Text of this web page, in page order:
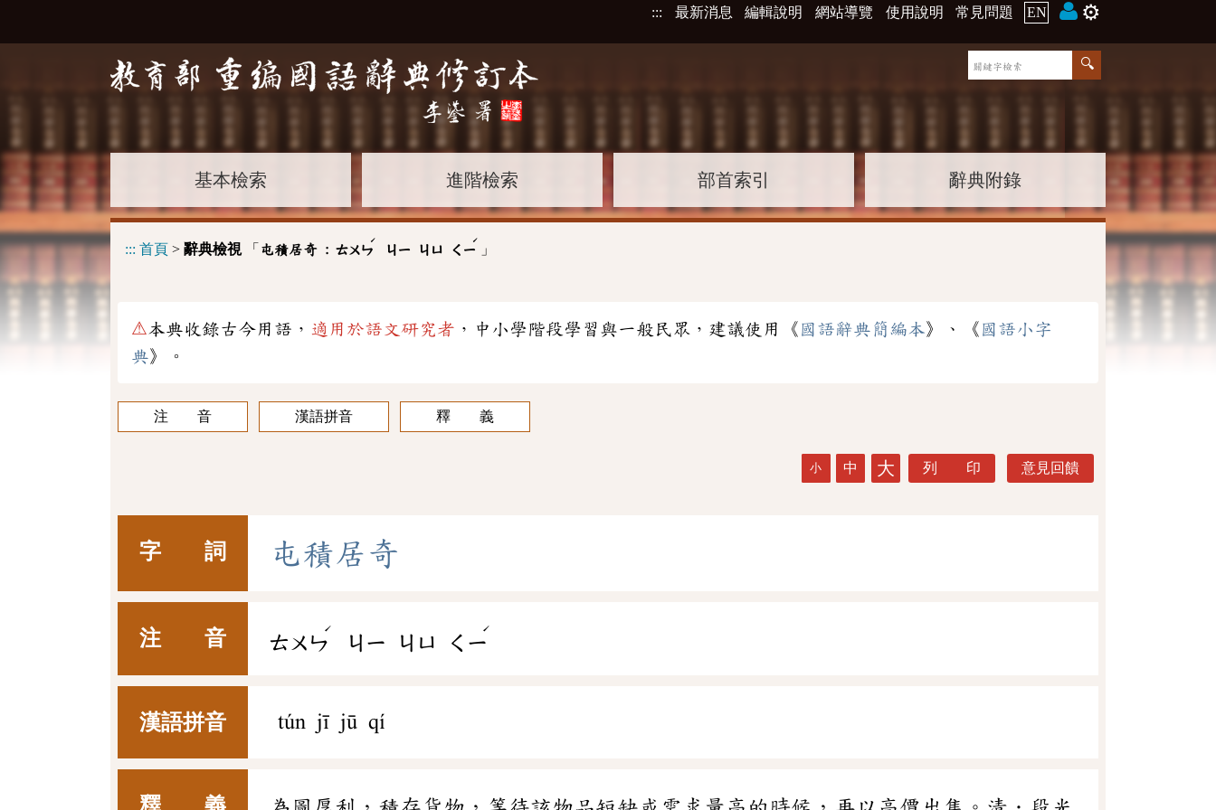
::: 最新消息 編輯說明 網站導覽 使用說明 常見問題 EN ⚙️
基本檢索 進階檢索 部首索引 辭典附錄
::: 首頁 > 辭典檢視「 屯積居奇 : ㄊㄨㄣ
ˊ
ㄐㄧ ㄐㄩ ㄑㄧ
ˊ
」
⚠本典收錄古今用語， 適用於語文研究者 ，中小學階段學習與一般民眾，建議使用《 國語辭典簡編本》、《 國語小字
典》。
注 音 漢語拼音 釋 義
小 中 大 列 印 意見回饋
字 詞 屯積居奇
注 音 ㄊㄨㄣ
ˊ
ㄐㄧ ㄐㄩ ㄑㄧ
ˊ
漢語拼音 tún jī jū qí